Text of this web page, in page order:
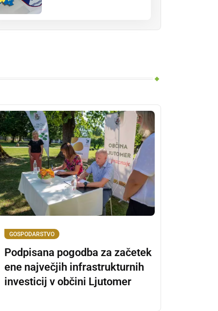
GOSPODARSTVO
Podpisana pogodba za začetek
ene največjih infrastrukturnih
investicij v občini Ljutomer